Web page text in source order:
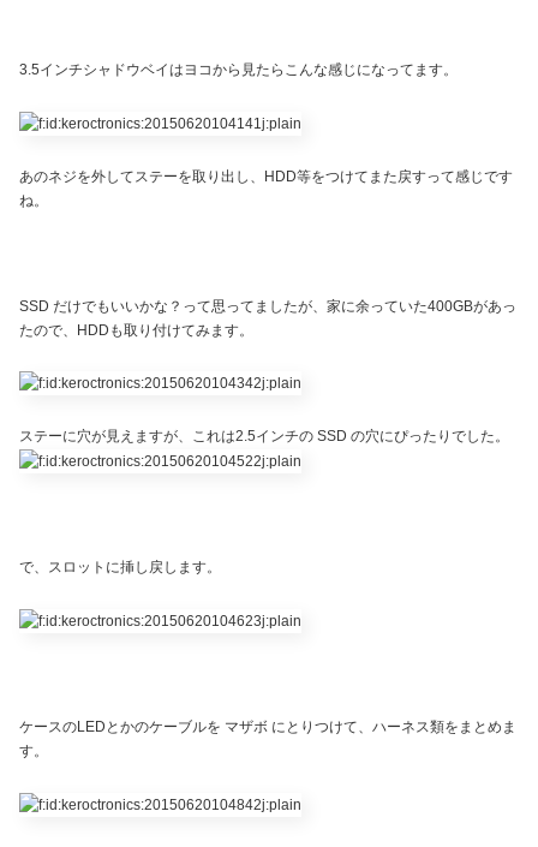
3.5インチシャドウベイはヨコから見たらこんな感じになってます。
あのネジを外してステーを取り出し、HDD等をつけてまた戻すって感じです
ね。
SSD だけでもいいかな？って思ってましたが、家に余っていた400GBがあっ
たので、HDDも取り付けてみます。
ステーに穴が見えますが、これは2.5インチの SSD の穴にぴったりでした。
で、スロットに挿し戻します。
ケースのLEDとかのケーブルを マザボ にとりつけて、ハーネス類をまとめま
す。